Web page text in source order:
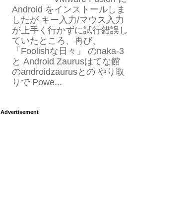
Android をインストールしま
したが キー入力/マウス入力
が上手く行かずに試行錯誤し
ていたところ、再び、
「Foolishな日々」 のnaka-3
と Android Zaurusはてな館
のandroidzaurusとの やり取
りで Powe...
Advertisement